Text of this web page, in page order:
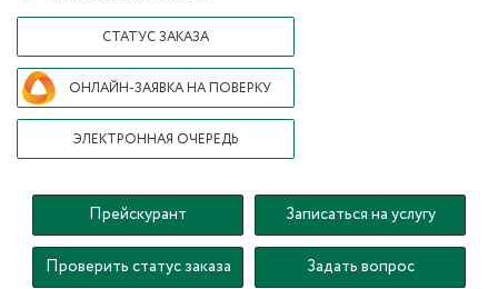
СТАТУС ЗАКАЗА
ОНЛАЙН-ЗАЯВКА НА ПОВЕРКУ
ЭЛЕКТРОННАЯ ОЧЕРЕДЬ
Прейскурант Записаться на услугу
Проверить статус заказа Задать вопрос